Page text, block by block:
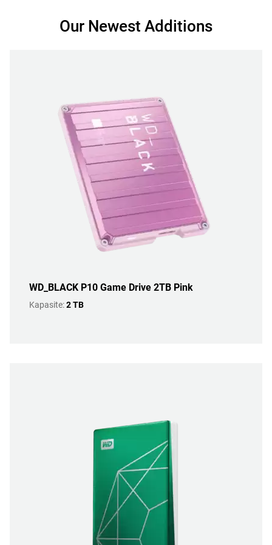
Our Newest Additions
WD_BLACK P10 Game Drive 2TB Pink
Kapasite:2 TB